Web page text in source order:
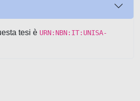
tesi è URN:NBN:IT:UNISA-